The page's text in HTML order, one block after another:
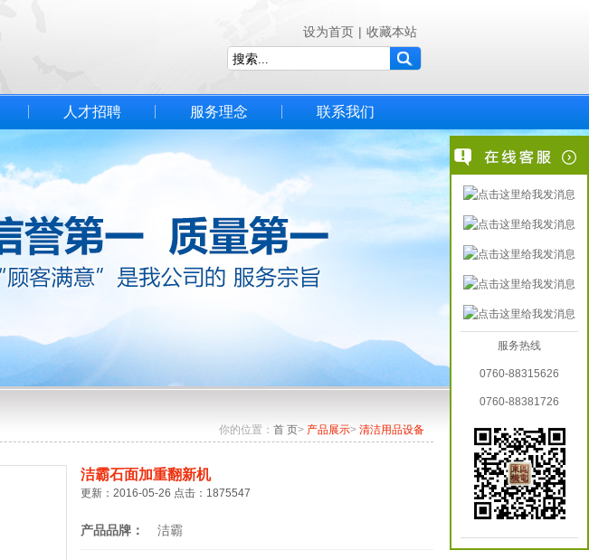
设为首页 | 收藏本站
人才招聘 服务理念 联系我们
你的位置： 首 页> 产品展示> 清洁用品设备
洁霸石面加重翻新机
更新：2016-05-26 点击：1875547
产品品牌： 洁霸
服务热线
0760-88315626
0760-88381726